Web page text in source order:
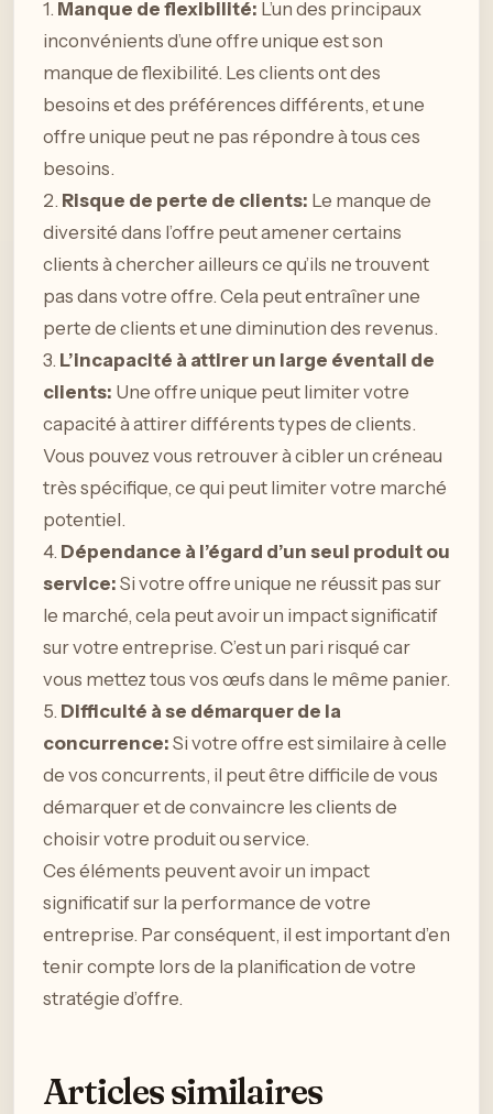
1. Manque de flexibilité: L’un des principaux
inconvénients d’une offre unique est son
manque de flexibilité. Les clients ont des
besoins et des préférences différents, et une
offre unique peut ne pas répondre à tous ces
besoins.
2. Risque de perte de clients: Le manque de
diversité dans l’offre peut amener certains
clients à chercher ailleurs ce qu’ils ne trouvent
pas dans votre offre. Cela peut entraîner une
perte de clients et une diminution des revenus.
3. L’incapacité à attirer un large éventail de
clients: Une offre unique peut limiter votre
capacité à attirer différents types de clients.
Vous pouvez vous retrouver à cibler un créneau
très spécifique, ce qui peut limiter votre marché
potentiel.
4. Dépendance à l’égard d’un seul produit ou
service: Si votre offre unique ne réussit pas sur
le marché, cela peut avoir un impact significatif
sur votre entreprise. C’est un pari risqué car
vous mettez tous vos œufs dans le même panier.
5. Difficulté à se démarquer de la
concurrence: Si votre offre est similaire à celle
de vos concurrents, il peut être difficile de vous
démarquer et de convaincre les clients de
choisir votre produit ou service.
Ces éléments peuvent avoir un impact
significatif sur la performance de votre
entreprise. Par conséquent, il est important d’en
tenir compte lors de la planification de votre
stratégie d’offre.
Articles similaires